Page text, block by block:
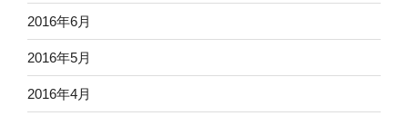
2016年6月
2016年5月
2016年4月